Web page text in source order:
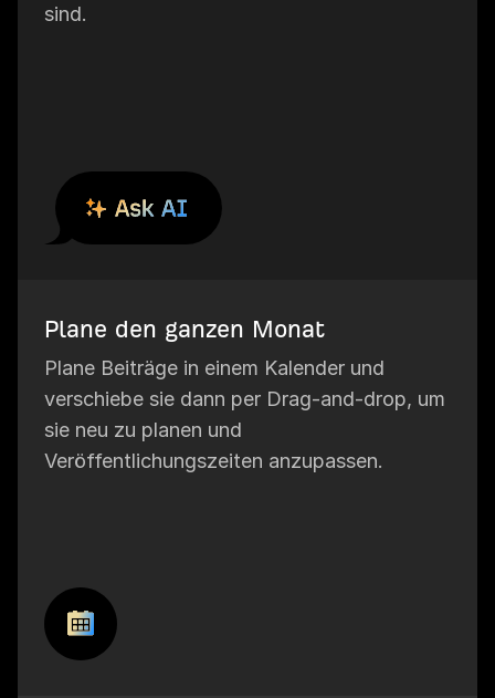
sind.
Plane den ganzen Monat
Plane Beiträge in einem Kalender und
verschiebe sie dann per Drag-and-drop, um
sie neu zu planen und
Veröffentlichungszeiten anzupassen.